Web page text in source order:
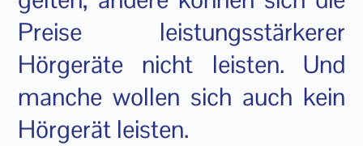
Preise leistungsstärkerer
Hörgeräte nicht leisten. Und
manche wollen sich auch kein
Hörgerät leisten.